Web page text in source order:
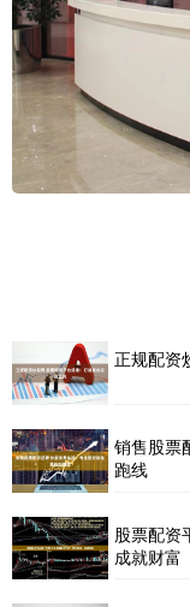
正规配资
销售股票
跑线
股票配资
成就财富